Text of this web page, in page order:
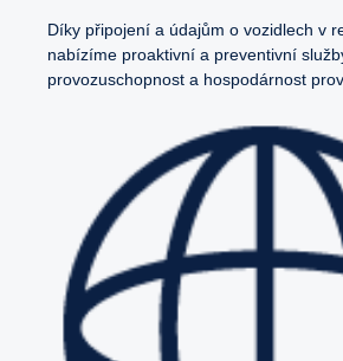
Díky připojení a údajům o vozidlech v
nabízíme proaktivní a preventivní
provozuschopnost a hospodárnost